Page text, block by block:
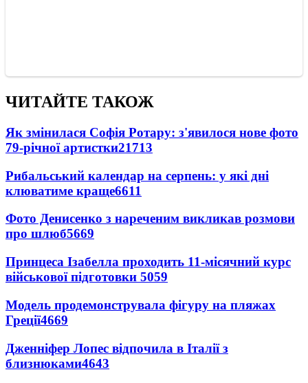
ЧИТАЙТЕ ТАКОЖ
Як змінилася Софія Ротару: з'явилося нове фото
79-річної артистки21713
Рибальський календар на серпень: у які дні
клюватиме краще6611
Фото Денисенко з нареченим викликав розмови
про шлюб5669
Принцеса Ізабелла проходить 11-місячний курс
військової підготовки 5059
Модель продемонструвала фігуру на пляжах
Греції4669
Дженніфер Лопес відпочила в Італії з
близнюками4643